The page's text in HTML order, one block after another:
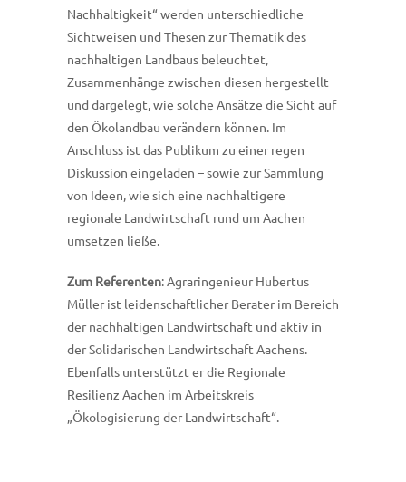
Nachhaltigkeit“ werden unterschiedliche
Sichtweisen und Thesen zur Thematik des
nachhaltigen Landbaus beleuchtet,
Zusammenhänge zwischen diesen hergestellt
und dargelegt, wie solche Ansätze die Sicht auf
den Ökolandbau verändern können. Im
Anschluss ist das Publikum zu einer regen
Diskussion eingeladen – sowie zur Sammlung
von Ideen, wie sich eine nachhaltigere
regionale Landwirtschaft rund um Aachen
umsetzen ließe.
Zum Referenten: Agraringenieur Hubertus
Müller ist leidenschaftlicher Berater im Bereich
der nachhaltigen Landwirtschaft und aktiv in
der Solidarischen Landwirtschaft Aachens.
Ebenfalls unterstützt er die Regionale
Resilienz Aachen im Arbeitskreis
„Ökologisierung der Landwirtschaft“.